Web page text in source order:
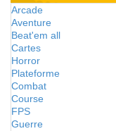
Arcade
Aventure
Beat'em all
Cartes
Horror
Plateforme
Combat
Course
FPS
Guerre